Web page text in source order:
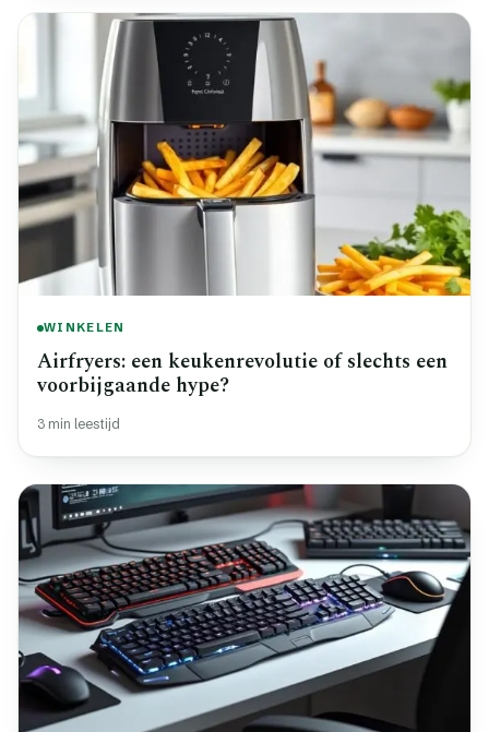
WINKELEN
Airfryers: een keukenrevolutie of slechts een
voorbijgaande hype?
3 min leestijd